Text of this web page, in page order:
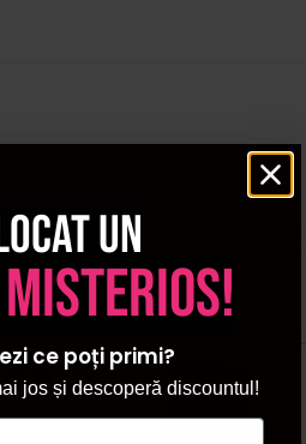
un
ce poți primi?
jos și descoperă discountul!